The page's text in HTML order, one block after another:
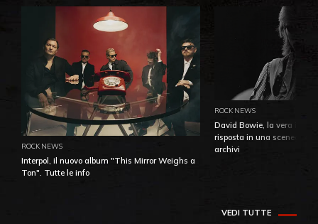
ROCK NEWS
Interpol, il nuovo album "This Mirror Weighs a
Ton". Tutte le info
ROCK NEWS
David Bowie, la vera
risposta in una
archivi
VEDI TUTTE